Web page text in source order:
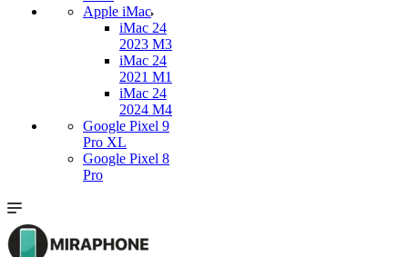
Apple iMac
iMac 24
2023 M3
iMac 24
2021 M1
iMac 24
2024 M4
Google Pixel 9
Pro XL
Google Pixel 8
Pro